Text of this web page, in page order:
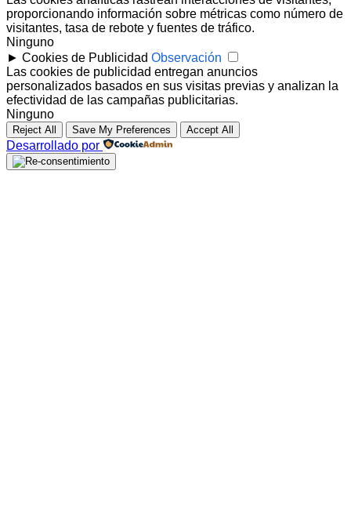
proporcionando información sobre métricas como número de
visitantes, tasa de rebote y fuentes de tráfico.
Ninguno
► Cookies de Publicidad Observación
Las cookies de publicidad entregan anuncios
personalizados basados en sus visitas previas y analizan la
efectividad de las campañas publicitarias.
Ninguno
Reject All Save My Preferences Accept All
Desarrollado por